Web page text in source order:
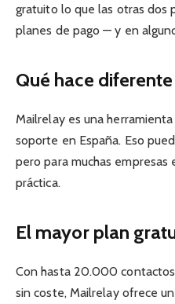
gratuito lo que las otras dos
planes de pago — y en
Qué hace
Mailrelay es una
soporte en España. Eso
pero para muchas
práctica.
El mayor plan
Con hasta 20.000
sin coste, Mailrelay ofrece